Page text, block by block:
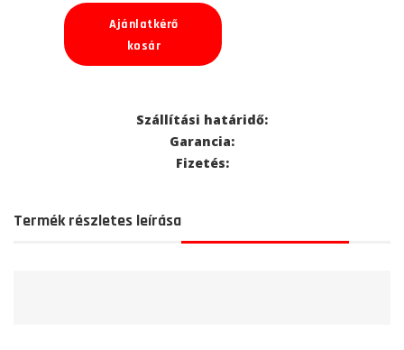
Ajánlatkérő
kosár
Szállítási határidő:
Garancia:
Fizetés:
Termék részletes leírása